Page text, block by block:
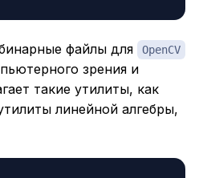
файлы для OpenCV
зрения и
такие утилиты, как
линейной алгебры,